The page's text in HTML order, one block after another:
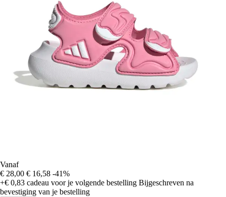
Vanaf
€ 28,00 € 16,58 -41%
+€ 0,83 cadeau voor je volgende bestelling Bijgeschreven na
bevestiging van je bestelling